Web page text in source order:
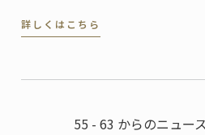
が、レストラン、製菓店、フー
詳しくはこちら
55 - 63 からのニュー